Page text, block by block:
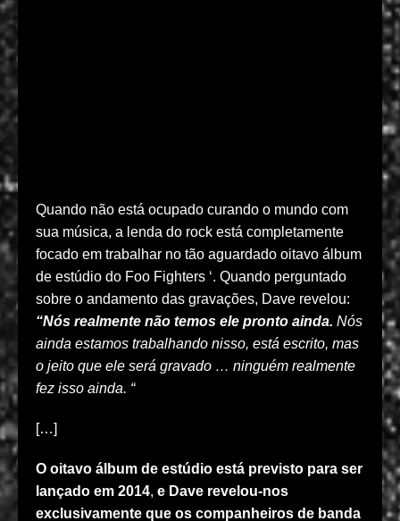
Quando não está ocupado curando o mundo com
sua música, a lenda do rock está completamente
focado em trabalhar no tão aguardado oitavo álbum
de estúdio do Foo Fighters ‘. Quando perguntado
sobre o andamento das gravações, Dave revelou:
“Nós realmente não temos ele pronto ainda. Nós
ainda estamos trabalhando nisso, está escrito, mas
o jeito que ele será gravado … ninguém realmente
fez isso ainda. “
[…]
O oitavo álbum de estúdio está previsto para ser
lançado em 2014, e Dave revelou-nos
exclusivamente que os companheiros de banda